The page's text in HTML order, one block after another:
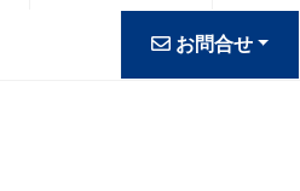
お問合せ